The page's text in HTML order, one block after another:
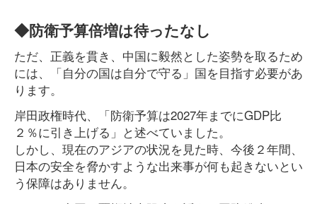
◆防衛予算倍増は待ったなし
ただ、正義を貫き、中国に毅然とした姿勢を取るため
には、「自分の国は自分で守る」国を目指す必要があ
ります。
岸田政権時代、「防衛予算は2027年までにGDP比
２％に引き上げる」と述べていました。
しかし、現在のアジアの状況を見た時、今後２年間、
日本の安全を脅かすような出来事が何も起きないとい
う保障はありません。